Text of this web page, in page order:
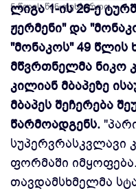
5 წლის წინ ფეხბურთი
ლიგა 1-ის 26-ე
ჟერმენი" და
"მონაკოს" 49 წლის
მწვრთნელმა ნიკო
კილიან მბაპეზე
მბაპეს შეჩერება
წარმოადგენს.
სუპერვრასკვლავი
ფორმაში
თავდამსხმელმა